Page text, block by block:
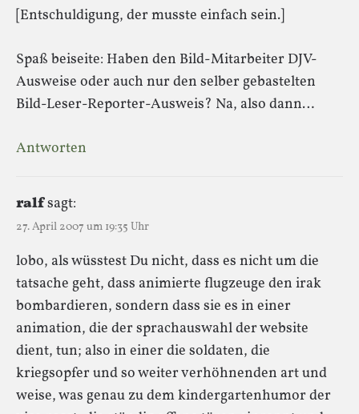
[Entschuldigung, der musste einfach sein.]
Spaß beiseite: Haben den Bild-Mitarbeiter DJV-
Ausweise oder auch nur den selber gebastelten
Bild-Leser-Reporter-Ausweis? Na, also dann…
Antworten
ralfsagt:
27. April 2007 um 19:35 Uhr
lobo, als wüsstest Du nicht, dass es nicht um die
tatsache geht, dass animierte flugzeuge den irak
bombardieren, sondern dass sie es in einer
animation, die der sprachauswahl der website
dient, tun; also in einer die soldaten, die
kriegsopfer und so weiter verhöhnenden art und
weise, was genau zu dem kindergartenhumor der